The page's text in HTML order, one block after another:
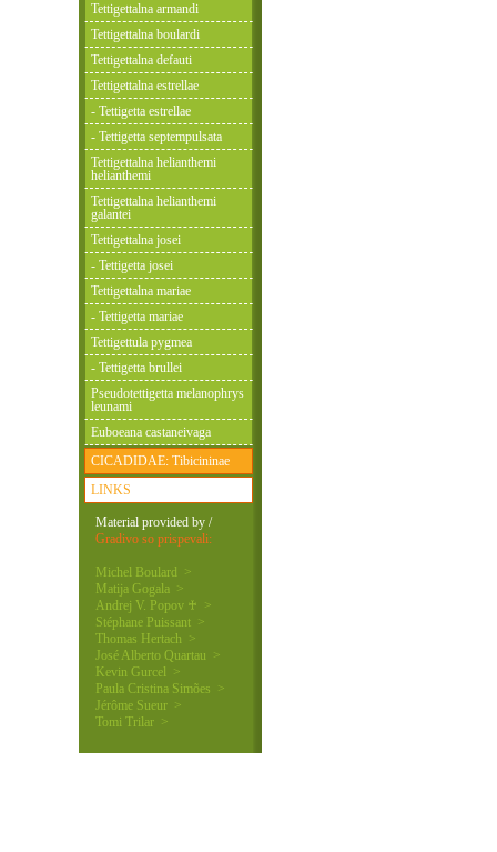
Tettigettalna armandi
Tettigettalna boulardi
Tettigettalna defauti
Tettigettalna estrellae
- Tettigetta estrellae
- Tettigetta septempulsata
Tettigettalna helianthemi
helianthemi
Tettigettalna helianthemi
galantei
Tettigettalna josei
- Tettigetta josei
Tettigettalna mariae
- Tettigetta mariae
Tettigettula pygmea
- Tettigetta brullei
Pseudotettigetta melanophrys
leunami
Euboeana castaneivaga
CICADIDAE: Tibicininae
LINKS
Material provided by /
Gradivo so prispevali:
Michel Boulard >
Matija Gogala >
Andrej V. Popov ♰ >
Stéphane Puissant >
Thomas Hertach >
José Alberto Quartau >
Kevin Gurcel >
Paula Cristina Simões >
Jérôme Sueur >
Tomi Trilar >